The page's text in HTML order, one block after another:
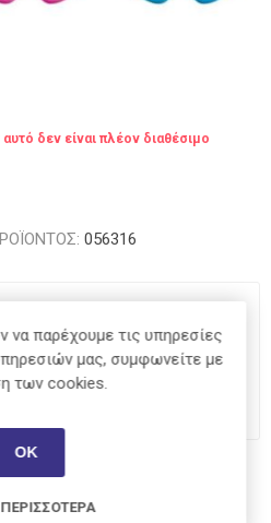
δεν είναι πλέον διαθέσιμο
056316
ΑΓΟΡΆ
παρέχουμε τις υπηρεσίες
μας, συμφωνείτε με
των cookies.
ΟΚ